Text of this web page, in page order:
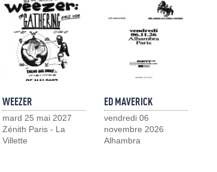
WEEZER
mard 25 mai 2027
Zénith Paris - La
Villette
ED MAVERICK
vendredi 06
novembre 2026
Alhambra